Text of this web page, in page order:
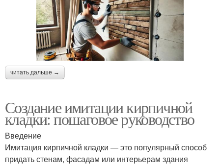
читать дальше →
Создание имитации кирпичной
кладки: пошаговое руководство
Введение
Имитация кирпичной кладки — это популярный способ
придать стенам, фасадам или интерьерам здания